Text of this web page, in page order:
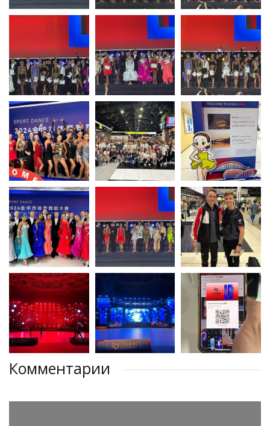
Комментарии